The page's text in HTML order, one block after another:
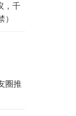
，千
圈推